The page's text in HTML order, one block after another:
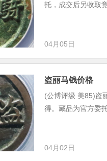
托，成交后另收取
04月05日
盗丽马钱价格
(公博评级 美85)盗
得。藏品为官方委
04月02日